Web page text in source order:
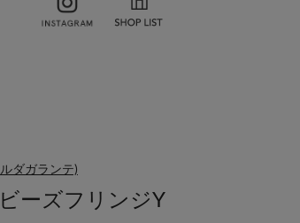
ダガランテ)
ーズフリンジY